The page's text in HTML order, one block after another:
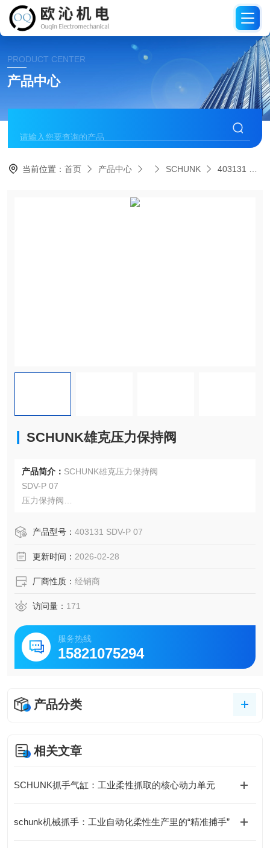
PRODUCT CENTER
产品中心
当前位置：首页 产品中心 SCHUNK 403131 SDV-P 07SCHUNK雄克压力保持阀
SCHUNK雄克压力保持阀
产品简介： SCHUNK雄克压力保持阀
SDV-P 07
压力保持阀
产品型号： 403131 SDV-P 07
更新时间： 2026-02-28
厂商性质： 经销商
访问量： 171
服务热线
15821075294
产品分类
相关文章
SCHUNK抓手气缸：工业柔性抓取的核心动力单元
schunk机械抓手：工业自动化柔性生产里的“精准捕手”